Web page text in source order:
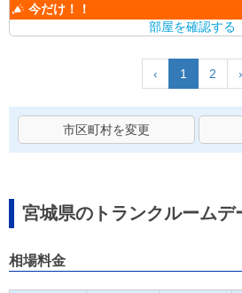
今だけ！！
部屋を確認する
‹ 1 2 ›
市区町村を変更
宮城県のトランクルームデ
相場料金